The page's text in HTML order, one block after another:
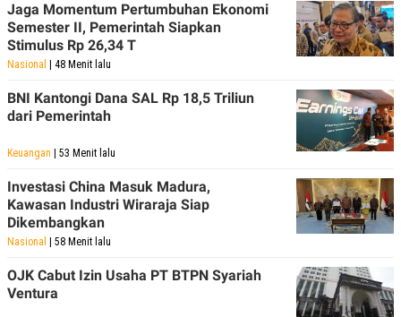
Jaga Momentum Pertumbuhan Ekonomi
Semester II, Pemerintah Siapkan
Stimulus Rp 26,34 T
Nasional | 48 Menit lalu
BNI Kantongi Dana SAL Rp 18,5 Triliun
dari Pemerintah
Keuangan | 53 Menit lalu
Investasi China Masuk Madura,
Kawasan Industri Wiraraja Siap
Dikembangkan
Nasional | 58 Menit lalu
OJK Cabut Izin Usaha PT BTPN Syariah
Ventura